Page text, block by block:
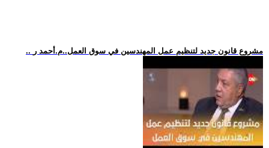
.. مشروع قانون جديد لتنظيم عمل المهندسين في سوق العمل..م.أحمد ر